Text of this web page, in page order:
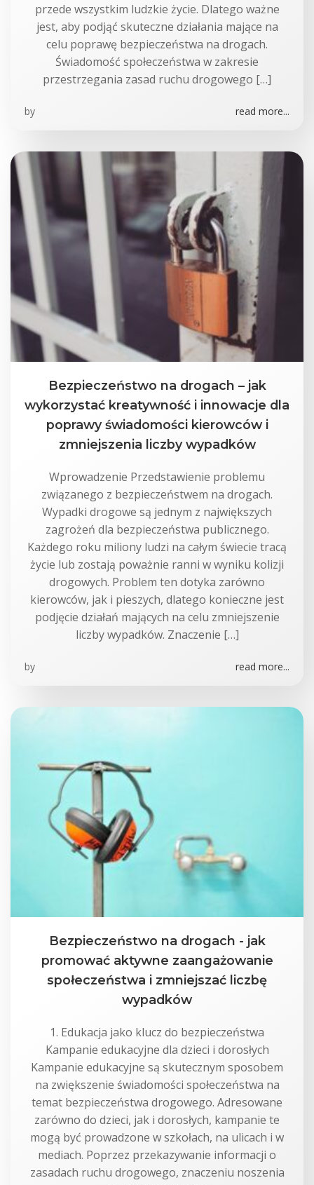
przede wszystkim ludzkie życie. Dlatego ważne
jest, aby podjąć skuteczne działania mające na
celu poprawę bezpieczeństwa na drogach.
Świadomość społeczeństwa w zakresie
przestrzegania zasad ruchu drogowego […]
by read more...
Bezpieczeństwo na drogach – jak
wykorzystać kreatywność i innowacje dla
poprawy świadomości kierowców i
zmniejszenia liczby wypadków
Wprowadzenie Przedstawienie problemu
związanego z bezpieczeństwem na drogach.
Wypadki drogowe są jednym z największych
zagrożeń dla bezpieczeństwa publicznego.
Każdego roku miliony ludzi na całym świecie tracą
życie lub zostają poważnie ranni w wyniku kolizji
drogowych. Problem ten dotyka zarówno
kierowców, jak i pieszych, dlatego konieczne jest
podjęcie działań mających na celu zmniejszenie
liczby wypadków. Znaczenie […]
by read more...
Bezpieczeństwo na drogach - jak
promować aktywne zaangażowanie
społeczeństwa i zmniejszać liczbę
wypadków
1. Edukacja jako klucz do bezpieczeństwa
Kampanie edukacyjne dla dzieci i dorosłych
Kampanie edukacyjne są skutecznym sposobem
na zwiększenie świadomości społeczeństwa na
temat bezpieczeństwa drogowego. Adresowane
zarówno do dzieci, jak i dorosłych, kampanie te
mogą być prowadzone w szkołach, na ulicach i w
mediach. Poprzez przekazywanie informacji o
zasadach ruchu drogowego, znaczeniu noszenia